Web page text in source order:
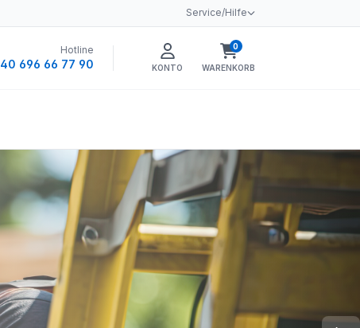
Service/Hilfe
Hotline
696 66 77 90 KONTO
0
WARENKORB
Warenkorb enthält